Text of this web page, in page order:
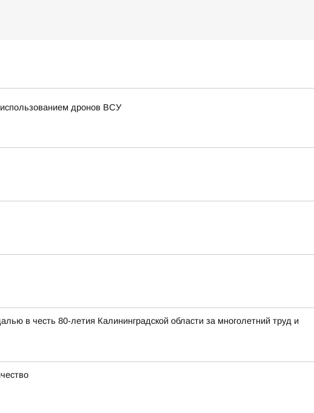
использованием дронов ВСУ
в честь 80-летия Калининградской области за многолетний труд и